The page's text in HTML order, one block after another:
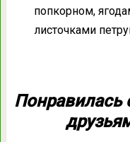
попкорном,
листочками
Понравилась